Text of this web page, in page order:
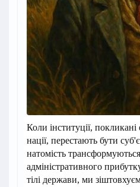
Коли інституції,
нації, перестають бути
натомість
адміністративного
тілі держави, ми